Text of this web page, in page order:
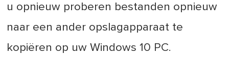
u opnieuw proberen bestanden opnieuw
naar een ander opslagapparaat te
kopiëren op uw Windows 10 PC.